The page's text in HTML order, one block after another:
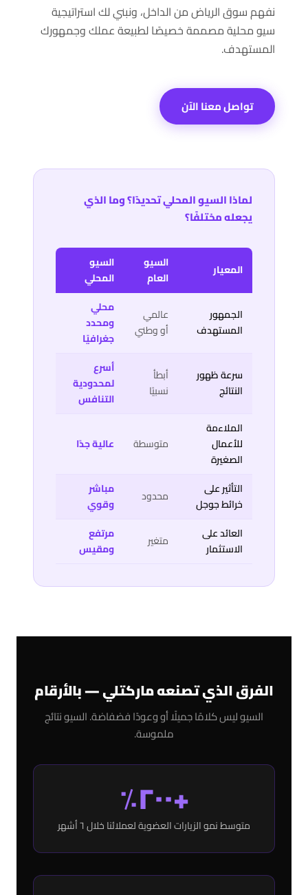
نفهم سوق الرياض من الداخل، ونبني لك استراتيجية
سيو محلية مصممة خصيصًا لطبيعة عملك وجمهورك
المستهدف.
تواصل معنا الآن
لماذا السيو المحلي تحديدًا؟ وما الذي
يجعله مختلفًا؟
المعيار
السيو
العام
السيو
المحلي
الجمهور
المستهدف
عالمي
أو وطني
محلي
ومحدد
جغرافيًا
سرعة ظهور
النتائج
أبطأ
نسبيًا
أسرع
لمحدودية
التنافس
الملاءمة
للأعمال
الصغيرة
متوسطة عالية جدًا
التأثير على
خرائط جوجل
محدود
مباشر
وقوي
العائد على
الاستثمار
متغير
مرتفع
ومقيس
الفرق الذي تصنعه ماركتلي — بالأرقام
السيو ليس كلامًا جميلًا أو وعودًا فضفاضة. السيو نتائج
ملموسة.
+٢٠٠٪
متوسط نمو الزيارات العضوية لعملائنا خلال ٦ أشهر